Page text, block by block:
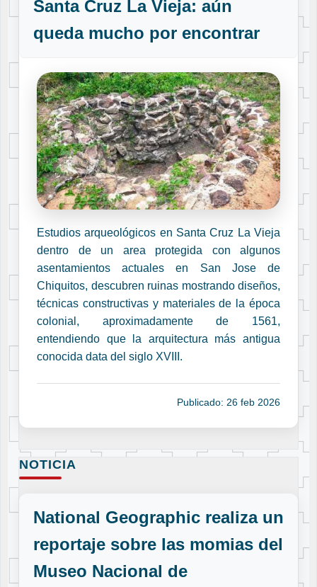
Santa Cruz La Vieja: aún
queda mucho por encontrar
Estudios arqueológicos en Santa Cruz La Vieja
dentro de un area protegida con algunos
asentamientos actuales en San Jose de
Chiquitos, descubren ruinas mostrando diseños,
técnicas constructivas y materiales de la época
colonial, aproximadamente de 1561,
entendiendo que la arquitectura más antigua
conocida data del siglo XVIII.
Publicado: 26 feb 2026
NOTICIA
National Geographic realiza un
reportaje sobre las momias del
Museo Nacional de